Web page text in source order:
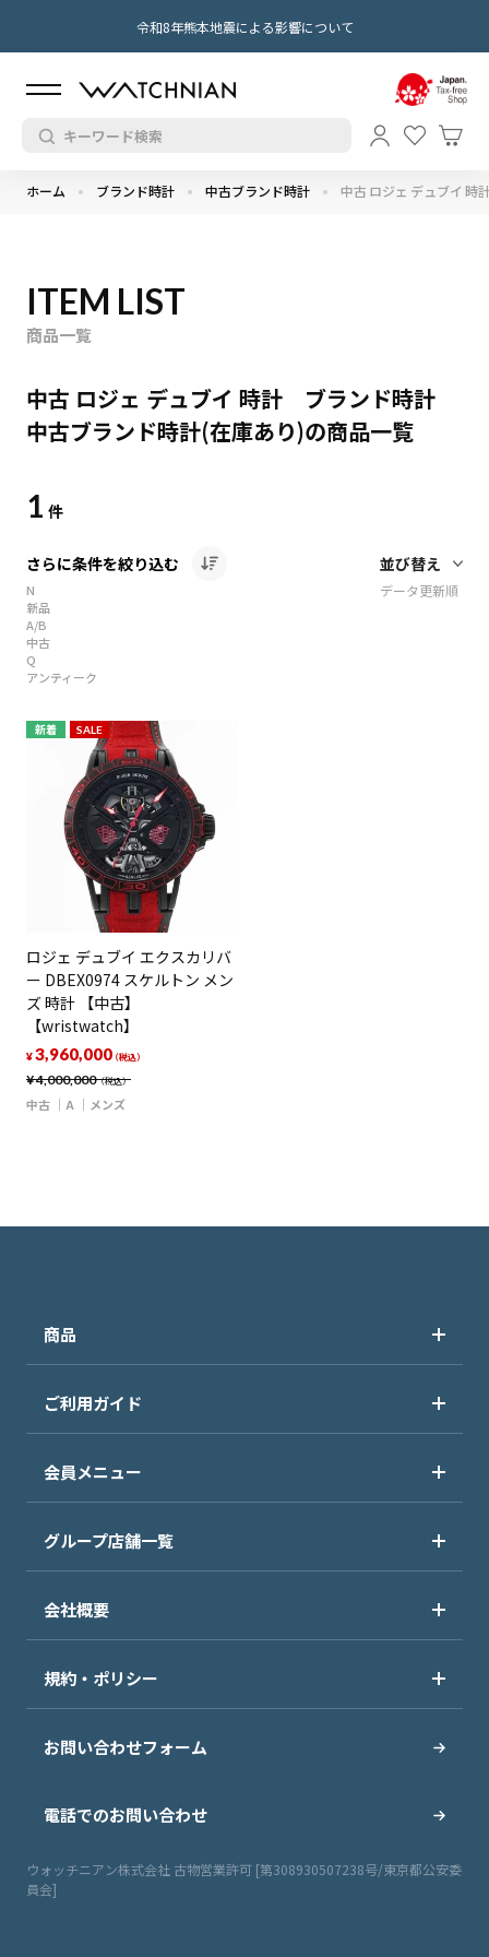
令和8年熊本地震による影響について
ホーム ブランド時計 中古ブランド時計 中古 ロジェ デュブイ 時
ITEM LIST
商品一覧
中古 ロジェ デュブイ 時計 ブランド時計
中古ブランド時計(在庫あり)の商品一覧
1 件
さらに条件を絞り込む
N
新品
A/B
中古
Q
アンティーク
データ更新順
新着 SALE
ロジェ デュブイ エクスカリバ
ー DBEX0974 スケルトン メン
ズ 時計 【中古】
【wristwatch】
¥4,000,000（税込）
¥3,960,000（税込）
中古 A メンズ
商品
ご利用ガイド
会員メニュー
グループ店舗一覧
会社概要
規約・ポリシー
お問い合わせフォーム
電話でのお問い合わせ
ウォッチニアン株式会社 古物営業許可 [第308930507238号/東京都公安委
員会]